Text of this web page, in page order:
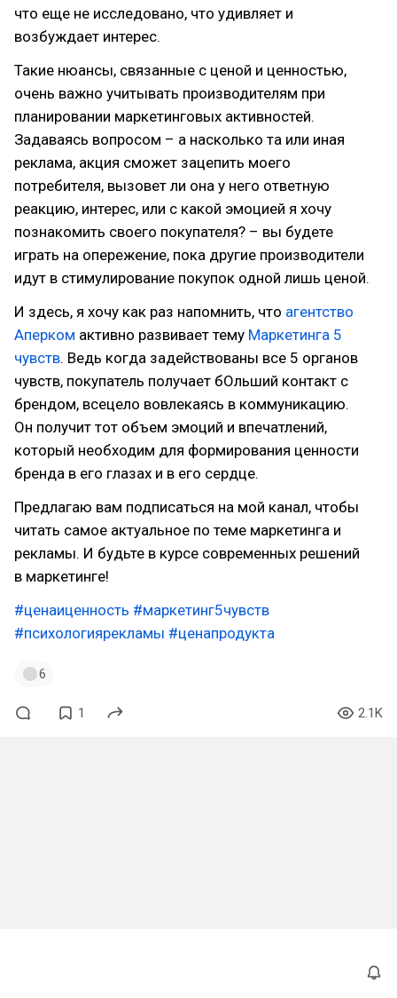
что еще не исследовано, что удивляет и
возбуждает интерес.
Такие нюансы, связанные с ценой и ценностью,
очень важно учитывать производителям при
планировании маркетинговых активностей.
Задаваясь вопросом – а насколько та или иная
реклама, акция сможет зацепить моего
потребителя, вызовет ли она у него ответную
реакцию, интерес, или с какой эмоцией я хочу
познакомить своего покупателя? – вы будете
играть на опережение, пока другие производители
идут в стимулирование покупок одной лишь ценой.
И здесь, я хочу как раз напомнить, что агентство
Аперком активно развивает тему Маркетинга 5
чувств. Ведь когда задействованы все 5 органов
чувств, покупатель получает бОльший контакт с
брендом, всецело вовлекаясь в коммуникацию.
Он получит тот объем эмоций и впечатлений,
который необходим для формирования ценности
бренда в его глазах и в его сердце.
Предлагаю вам подписаться на мой канал, чтобы
читать самое актуальное по теме маркетинга и
рекламы. И будьте в курсе современных решений
в маркетинге!
#ценаиценность #маркетинг5чувств
#психологиярекламы #ценапродукта
6
1 2.1K